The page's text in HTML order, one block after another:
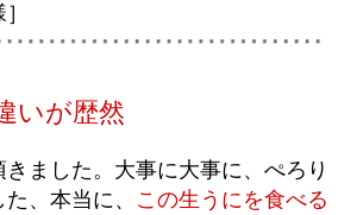
いが歴然
ました。大事に大事に、ぺろり
、本当に、 この生うにを食べる